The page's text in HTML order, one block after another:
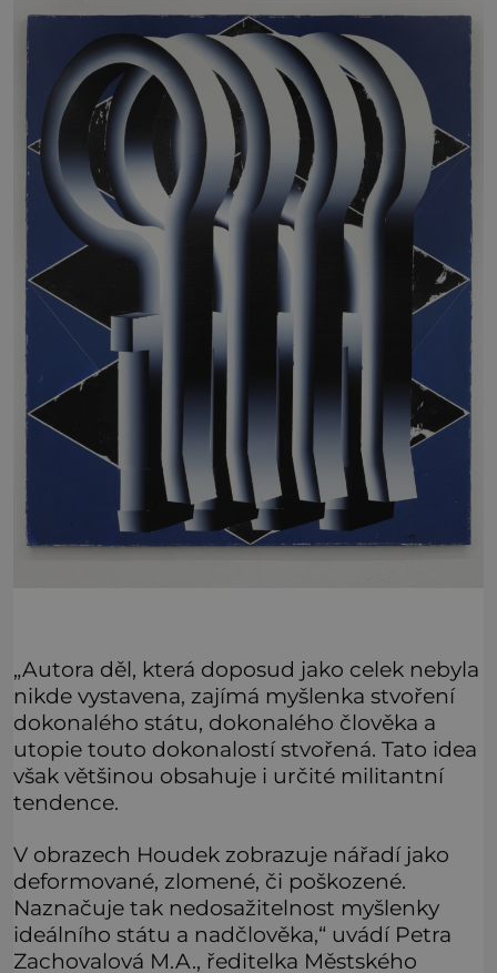
„Autora děl, která doposud jako celek nebyla
nikde vystavena, zajímá myšlenka stvoření
dokonalého státu, dokonalého člověka a
utopie touto dokonalostí stvořená. Tato idea
však většinou obsahuje i určité militantní
tendence.
V obrazech Houdek zobrazuje nářadí jako
deformované, zlomené, či poškozené.
Naznačuje tak nedosažitelnost myšlenky
ideálního státu a nadčlověka,“ uvádí Petra
Zachovalová M.A., ředitelka Městského